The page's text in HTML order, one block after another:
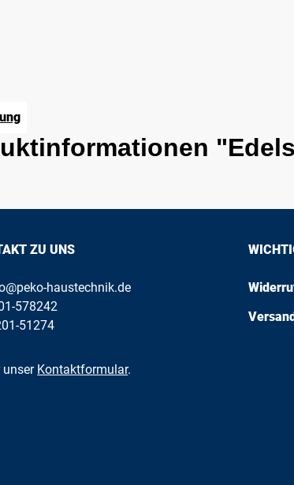
ZU UNS
haustechnik.de
578242
51274
unser Kontaktformular.